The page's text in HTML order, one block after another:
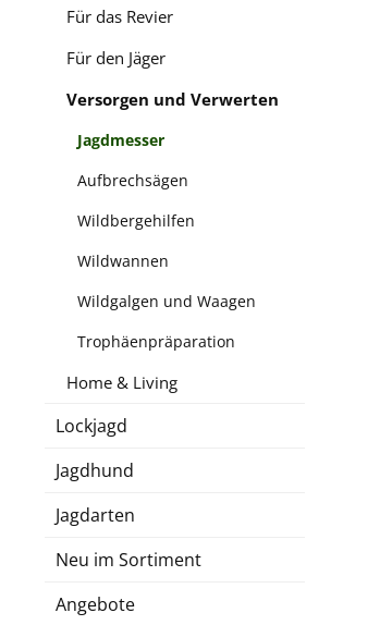
Für das Revier
Für den Jäger
Versorgen und Verwerten
Jagdmesser
Aufbrechsägen
Wildbergehilfen
Wildwannen
Wildgalgen und Waagen
Trophäenpräparation
Home & Living
Lockjagd
Jagdhund
Jagdarten
Neu im Sortiment
Angebote